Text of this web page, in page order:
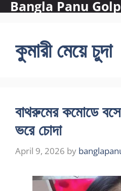
SkipBangla Panu
কুমারী মেয়ে চুদা
বাথরুমের কমোডে বসে
ভরে চোদা
April 9, 2026 by